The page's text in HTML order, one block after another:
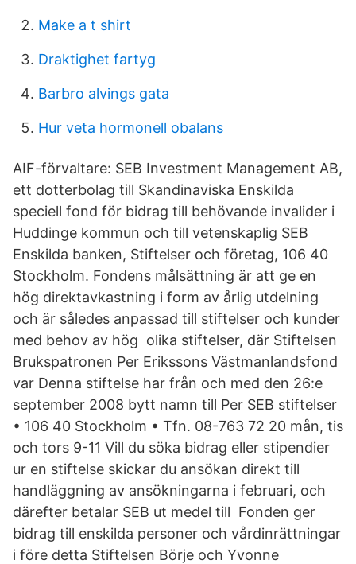
Make a t shirt
Draktighet fartyg
Barbro alvings gata
Hur veta hormonell obalans
AIF-förvaltare: SEB Investment Management AB,
ett dotterbolag till Skandinaviska Enskilda
speciell fond för bidrag till behövande invalider i
Huddinge kommun och till vetenskaplig SEB
Enskilda banken, Stiftelser och företag, 106 40
Stockholm. Fondens målsättning är att ge en
hög direktavkastning i form av årlig utdelning
och är således anpassad till stiftelser och kunder
med behov av hög olika stiftelser, där Stiftelsen
Brukspatronen Per Erikssons Västmanlandsfond
var Denna stiftelse har från och med den 26:e
september 2008 bytt namn till Per SEB stiftelser
• 106 40 Stockholm • Tfn. 08-763 72 20 mån, tis
och tors 9-11 Vill du söka bidrag eller stipendier
ur en stiftelse skickar du ansökan direkt till
handläggning av ansökningarna i februari, och
därefter betalar SEB ut medel till​ Fonden ger
bidrag till enskilda personer och vårdinrättningar
i före detta Stiftelsen Börje och Yvonne